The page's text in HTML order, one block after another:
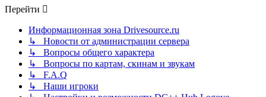
Перейти
Информационная зона Drivesource.ru
↳ Новости от администрации сервера
↳ Вопросы общего характера
↳ Вопросы по картам, скинам и звукам
↳ F.A.Q
↳ Наши игроки